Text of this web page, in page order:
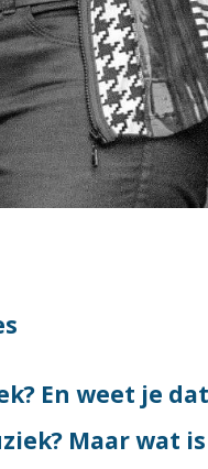
En weet je
Maar wat